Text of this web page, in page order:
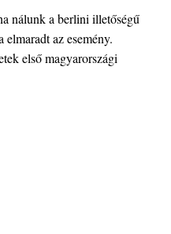
nálunk a berlini illetőségű
az esemény.
első magyarországi